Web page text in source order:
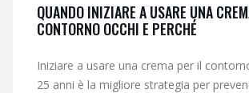
QUANDO INIZIARE A USARE UNA
CONTORNO OCCHI E PERCHÉ
Iniziare a usare una crema per il
25 anni è la migliore strategia per